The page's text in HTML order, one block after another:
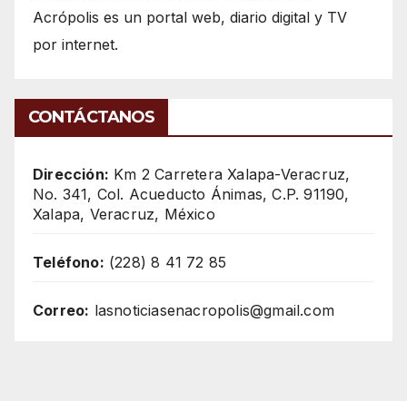
Acrópolis es un portal web, diario digital y TV
por internet.
CONTÁCTANOS
Dirección: Km 2 Carretera Xalapa-Veracruz,
No. 341, Col. Acueducto Ánimas, C.P. 91190,
Xalapa, Veracruz, México
Teléfono: (228) 8 41 72 85
Correo: lasnoticiasenacropolis@gmail.com